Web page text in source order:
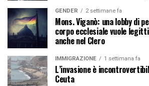
GENDER 2 settimane fa
Mons. Viganò: una lobby di
corpo ecclesiale vuole
anche nel Clero
IMMIGRAZIONE 1 settimana fa
L’invasione è
Ceuta